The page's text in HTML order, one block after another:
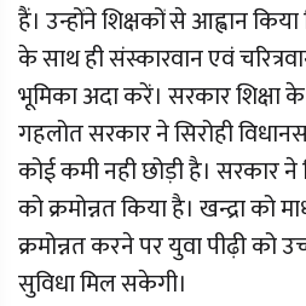
हैं। उन्होंने शिक्षकों से आह्वान
के साथ ही संस्कारवान एवं
भूमिका अदा करें। सरकार शिक्षा
गहलोत सरकार ने सिरोही
कोई कमी नही छोड़ी है। सरकार ने
को क्रमोन्नत किया है। खन्द्रा को
क्रमोन्नत करने पर युवा पीढ़ी को
सुविधा मिल सकेगी।